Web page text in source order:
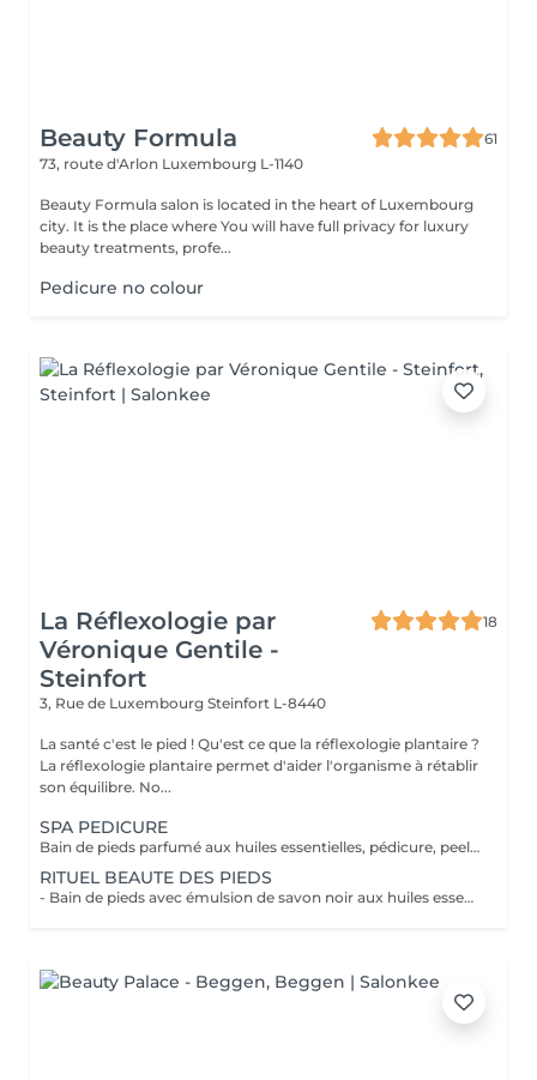
Beauty Formula
61
73, route d'Arlon Luxembourg L-1140
Beauty Formula salon is located in the heart of Luxembourg
city. It is the place where You will have full privacy for luxury
beauty treatments, profe...
Pedicure no colour
La Réflexologie par
Véronique Gentile -
Steinfort
18
3, Rue de Luxembourg Steinfort L-8440
La santé c'est le pied ! Qu'est ce que la réflexologie plantaire ?
La réflexologie plantaire permet d'aider l'organisme à rétablir
son équilibre. No...
SPA PEDICURE
Bain de pieds parfumé aux huiles essentielles, pédicure, peeling au sel senteur orientale, masque chaussettes, massage au beurre de karité
RITUEL BEAUTE DES PIEDS
- Bain de pieds avec émulsion de savon noir aux huiles essentielles méthode traditionnel marocaine - Gommage au sel senteur orientale - Collagène masque/chaussettes - Massage des pieds relaxant et défatigant activant ainsi la circulation sanguine et libérant toute les tensions au beurre de karité